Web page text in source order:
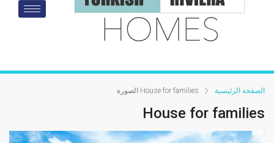
الصفحة الرئيسية
House for families